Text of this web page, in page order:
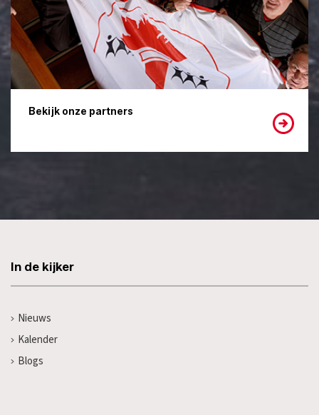
Bekijk onze partners
In de kijker
Nieuws
Kalender
Blogs